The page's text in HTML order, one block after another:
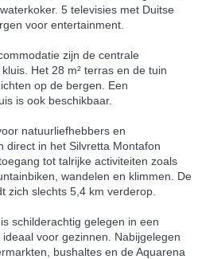
5 televisies met Duitse
voor entertainment.
zijn de centrale
Het 28 m² terras en de tuin
op de bergen. Een
is ook beschikbaar.
natuurliefhebbers en
direct in het Silvretta Montafon
tot talrijke activiteiten zoals
wandelen en klimmen. De
zich slechts 5,4 km verderop.
schilderachtig gelegen in een
voor gezinnen. Nabijgelegen
bushaltes en de Aquarena